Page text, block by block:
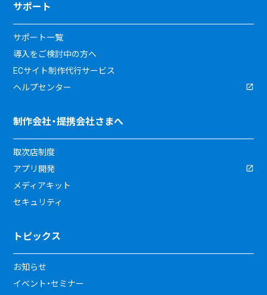
サポート
サポート一覧
導入をご検討中の方へ
ECサイト制作代行サービス
ヘルプセンター
制作会社・提携会社さまへ
取次店制度
アプリ開発
メディアキット
セキュリティ
トピックス
お知らせ
イベント・セミナー